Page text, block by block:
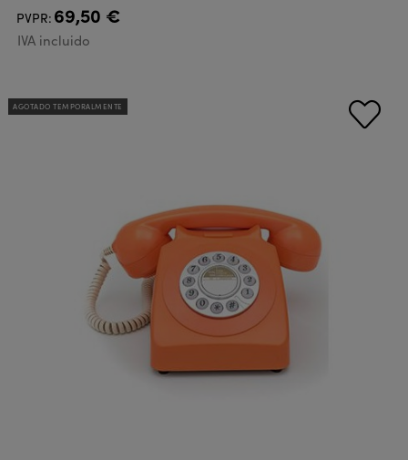
PVPR: 69,50 €
IVA incluido
AGOTADO TEMPORALMENTE